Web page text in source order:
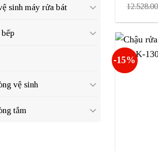
sinh máy rửa bát
vệ sinh
tắm
-15%